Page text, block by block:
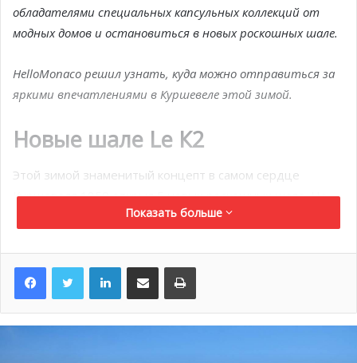
обладателями специальных капсульных коллекций от
модных домов и остановиться в новых роскошных шале.
HelloMonaco решил узнать, куда можно отправиться за
яркими впечатлениями в Куршевеле этой зимой.
Новые шале Le К2
Этой зимой знаменитый концепт в самом сердце
Куршевеля 1850 открыл 5 новых роскошных шале. На
площади 300 м² разместилось 3 спальни, где с
первоклассного сервиса постояльцы смогут оценить
захватывающий вид на Дент-дю-Вилар и долину
Куршевеля. С рестораном, СПА и ресепшеном отеля
Показать больше
LinkedInПоделиться по электронной почте Распечатать